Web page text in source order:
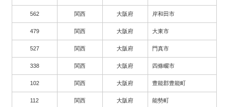
562 関西 大阪府 岸和田市
479 関西 大阪府 大東市
527 関西 大阪府 門真市
338 関西 大阪府 四條畷市
102 関西 大阪府 豊能郡豊能町
112 関西 大阪府 能勢町